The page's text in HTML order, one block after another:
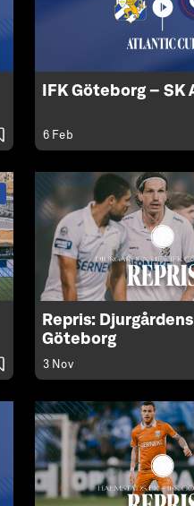
IFK Göteborg – SK
6 Feb
Repris:
Göteborg
3 Nov